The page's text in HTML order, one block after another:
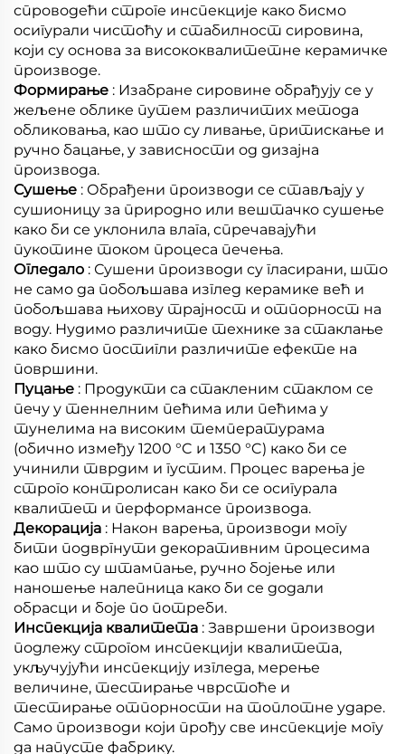
спроводећи строге инспекције како бисмо
осигурали чистоћу и стабилност сировина,
који су основа за висококвалитетне керамичке
производе.
Формирање : Изабране сировине обрађују се у
жељене облике путем различитих метода
обликовања, као што су ливање, притискање и
ручно бацање, у зависности од дизајна
производа.
Сушење : Обрађени производи се стављају у
сушионицу за природно или вештачко сушење
како би се уклонила влага, спречавајући
пукотине током процеса печења.
Огледало : Сушени производи су гласирани, што
не само да побољшава изглед керамике већ и
побољшава њихову трајност и отпорност на
воду. Нудимо различите технике за стаклање
како бисмо постигли различите ефекте на
површини.
Пуцање : Продукти са стакленим стаклом се
печу у теннелним пећима или пећима у
тунелима на високим температурама
(обично између 1200 °C и 1350 °C) како би се
учинили тврдим и густим. Процес варења је
строго контролисан како би се осигурала
квалитет и перформансе производа.
Декорација : Након варења, производи могу
бити подвргнути декоративним процесима
као што су штампање, ручно бојење или
наношење налепница како би се додали
обрасци и боје по потреби.
Инспекција квалитета : Завршени производи
подлежу строгом инспекцији квалитета,
укључујући инспекцију изгледа, мерење
величине, тестирање чврстоће и
тестирање отпорности на топлотне ударе.
Само производи који прођу све инспекције могу
да напусте фабрику.